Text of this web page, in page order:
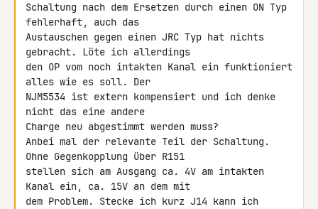
Schaltung nach dem Ersetzen durch einen ON Typ
fehlerhaft, auch das
Austauschen gegen einen JRC Typ hat nichts
gebracht. Löte ich allerdings
den OP vom noch intakten Kanal ein funktioniert
alles wie es soll. Der
NJM5534 ist extern kompensiert und ich denke
nicht das eine andere
Charge neu abgestimmt werden muss?
Anbei mal der relevante Teil der Schaltung.
Ohne Gegenkopplung über R151
stellen sich am Ausgang ca. 4V am intakten
Kanal ein, ca. 15V an dem mit
dem Problem. Stecke ich kurz J14 kann ich